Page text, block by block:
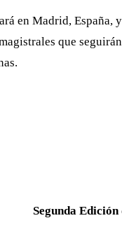
en Madrid, España,
que
Segunda